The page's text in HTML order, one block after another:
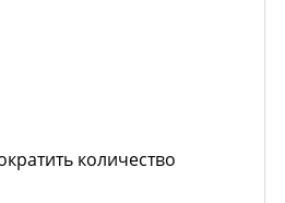
количество